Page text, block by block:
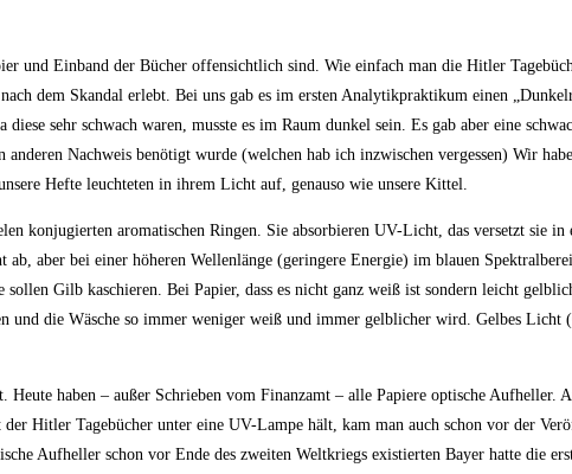
und Einband der Bücher offensichtlich sind. Wie einfach man die Hitler
dem Skandal erlebt. Bei uns gab es im ersten Analytikpraktikum einen
sehr schwach waren, musste es im Raum dunkel sein. Es gab aber eine
Nachweis benötigt wurde (welchen hab ich inzwischen vergessen) Wir
Hefte leuchteten in ihrem Licht auf, genauso wie unsere Kittel.
konjugierten aromatischen Ringen. Sie absorbieren UV-Licht, das versetzt sie in
ab, aber bei einer höheren Wellenlänge (geringere Energie) im blauen
Gilb kaschieren. Bei Papier, dass es nicht ganz weiß ist sondern leicht
und die Wäsche so immer weniger weiß und immer gelblicher wird. Gelbes Licht
haben – außer Schrieben vom Finanzamt – alle Papiere optische Aufheller.
Hitler Tagebücher unter eine UV-Lampe hält, kam man auch schon vor der
Aufheller schon vor Ende des zweiten Weltkriegs existierten Bayer hatte die